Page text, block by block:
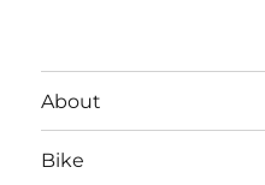
About
Bike